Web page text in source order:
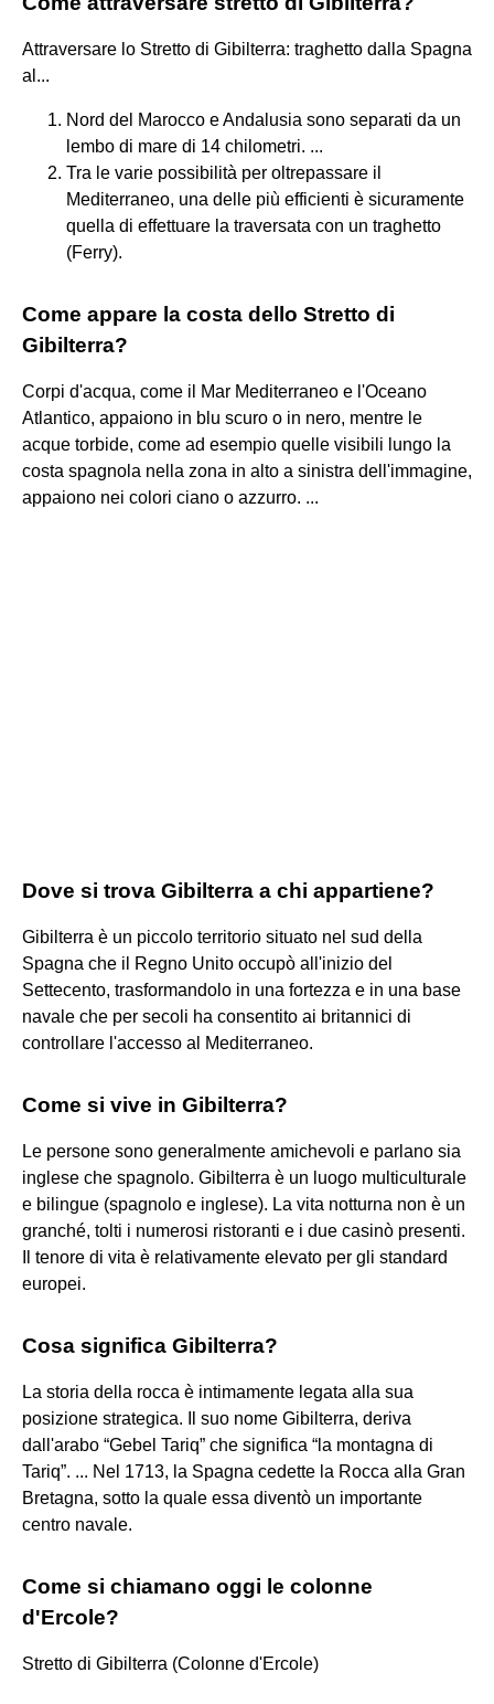
Attraversare lo Stretto di Gibilterra: traghetto dalla Spagna
al...
Nord del Marocco e Andalusia sono separati da un
lembo di mare di 14 chilometri. ...
Tra le varie possibilità per oltrepassare il
Mediterraneo, una delle più efficienti è sicuramente
quella di effettuare la traversata con un traghetto
(Ferry).
Come appare la costa dello Stretto di
Gibilterra?
Corpi d'acqua, come il Mar Mediterraneo e l'Oceano
Atlantico, appaiono in blu scuro o in nero, mentre le
acque torbide, come ad esempio quelle visibili lungo la
costa spagnola nella zona in alto a sinistra dell'immagine,
appaiono nei colori ciano o azzurro. ...
Dove si trova Gibilterra a chi appartiene?
Gibilterra è un piccolo territorio situato nel sud della
Spagna che il Regno Unito occupò all'inizio del
Settecento, trasformandolo in una fortezza e in una base
navale che per secoli ha consentito ai britannici di
controllare l'accesso al Mediterraneo.
Come si vive in Gibilterra?
Le persone sono generalmente amichevoli e parlano sia
inglese che spagnolo. Gibilterra è un luogo multiculturale
e bilingue (spagnolo e inglese). La vita notturna non è un
granché, tolti i numerosi ristoranti e i due casinò presenti.
Il tenore di vita è relativamente elevato per gli standard
europei.
Cosa significa Gibilterra?
La storia della rocca è intimamente legata alla sua
posizione strategica. Il suo nome Gibilterra, deriva
dall'arabo “Gebel Tariq” che significa “la montagna di
Tariq”. ... Nel 1713, la Spagna cedette la Rocca alla Gran
Bretagna, sotto la quale essa diventò un importante
centro navale.
Come si chiamano oggi le colonne
d'Ercole?
Stretto di Gibilterra (Colonne d'Ercole)